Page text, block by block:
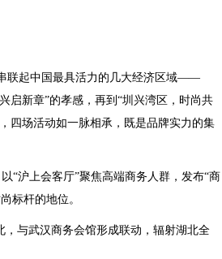
联起中国最具活力的几大经济区域——
启新章”的孝感，再到“圳兴湾区，时尚共
四场活动如一脉相承，既是品牌实力的集
“沪上会客厅”聚焦高端商务人群，发布“商
标杆的地位。
，与武汉商务会馆形成联动，辐射湖北全